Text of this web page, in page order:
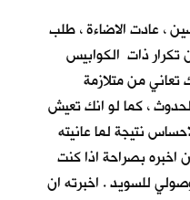
، عادت الاضاءة ، طلب
تكرار ذات الكوابيس
تعاني من متلازمة
، كما لو انك تعيش
نتيجة لما عانيته
بصراحة اذا كنت
للسويد . اخبرته ان